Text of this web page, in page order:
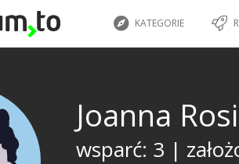
KATEGORIE
Joanna
wsparć: 3 |